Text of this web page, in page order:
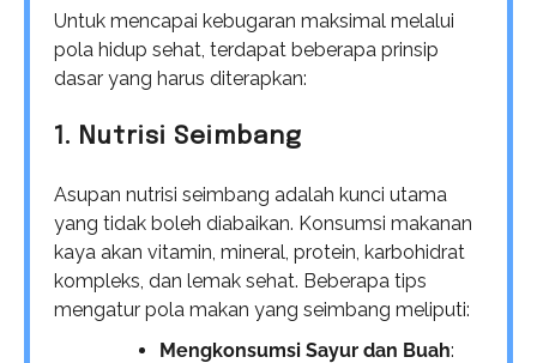
Untuk mencapai kebugaran maksimal melalui
pola hidup sehat, terdapat beberapa prinsip
dasar yang harus diterapkan:
1. Nutrisi Seimbang
Asupan nutrisi seimbang adalah kunci utama
yang tidak boleh diabaikan. Konsumsi makanan
kaya akan vitamin, mineral, protein, karbohidrat
kompleks, dan lemak sehat. Beberapa tips
mengatur pola makan yang seimbang meliputi:
Mengkonsumsi Sayur dan Buah: